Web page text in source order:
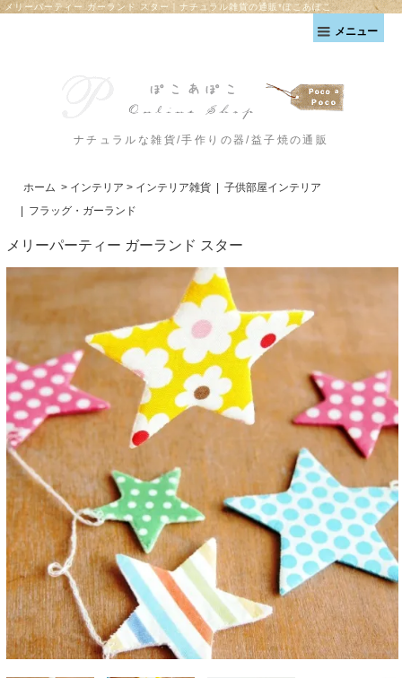
メリーパーティー ガーランド スター｜ナチュラル雑貨の通販*ぽこあぽこ
メニュー
ナチュラルな雑貨/手作りの器/益子焼の通販
ホーム > インテリア > インテリア雑貨
子供部屋インテリア
フラッグ・ガーランド
メリーパーティー ガーランド スター